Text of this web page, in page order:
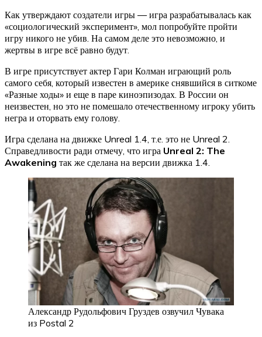
Как утверждают создатели игры — игра разрабатывалась как
«социологический эксперимент», мол попробуйте пройти
игру никого не убив. На самом деле это невозможно, и
жертвы в игре всё равно будут.
В игре присутствует актер Гари Колман играющий роль
самого себя, который известен в америке снявшийся в ситкоме
«Разные ходы» и еще в паре киноэпизодах. В России он
неизвестен, но это не помешало отечественному игроку убить
негра и оторвать ему голову.
Игра сделана на движке Unreal 1.4, т.е. это не Unreal 2.
Справедливости ради отмечу, что игра Unreal 2: The
Awakening так же сделана на версии движка 1.4.
Александр Рудольфович Груздев озвучил Чувака
из Postal 2